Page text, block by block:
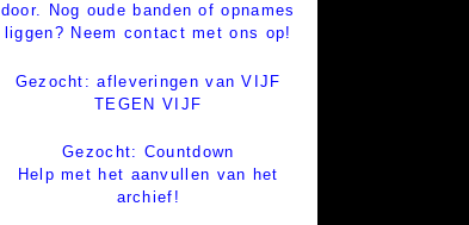
door. Nog oude banden of opnames
liggen? Neem contact met ons op!
Gezocht: afleveringen van VIJF
TEGEN VIJF
Gezocht: Countdown
Help met het aanvullen van het
archief!